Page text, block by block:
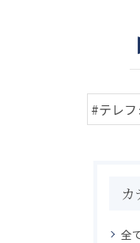
#テレ
カ
全